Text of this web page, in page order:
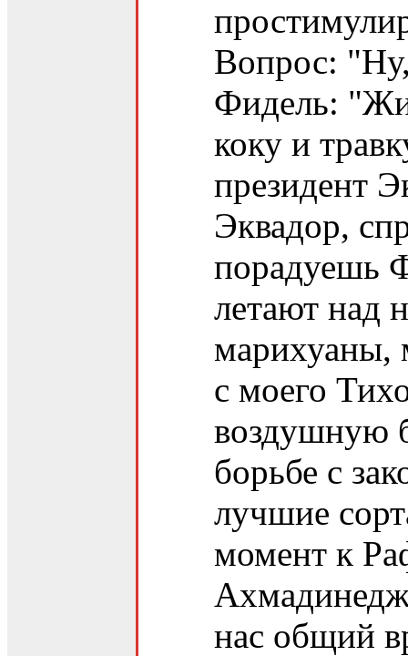
Вопрос:
Фидель:
коку и
президент
Эквадор,
порадуешь
летают над
марихуаны,
с моего
воздушную
борьбе с
лучшие
момент к
нас общий